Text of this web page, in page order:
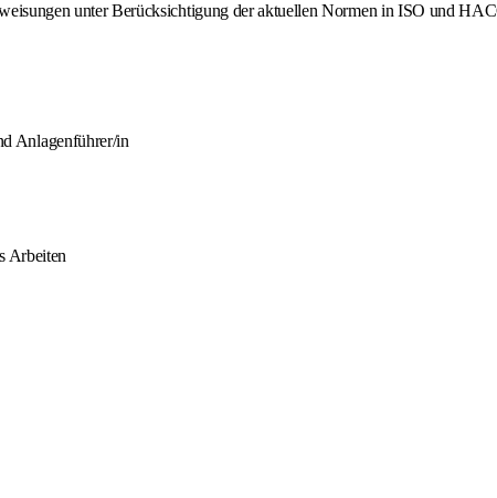
unter Berücksichtigung der aktuellen Normen in ISO und
Anlagenführer/in
Arbeiten